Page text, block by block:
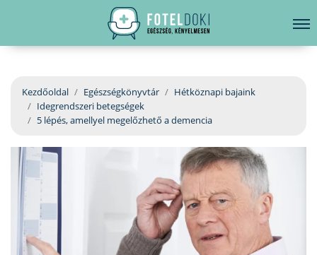
EGÉSZSÉGKÖNYVTÁR
BETEGSÉGKALAUZ
ÜGYELETKERESŐ
ORVOS VÁLASZOL
ORVOSKERESŐ
hirdetés
Kezdőoldal Egészségkönyvtár
Hétköznapi bajaink
Idegrendszeri betegségek
5 lépés, amellyel megelőzhető a demencia